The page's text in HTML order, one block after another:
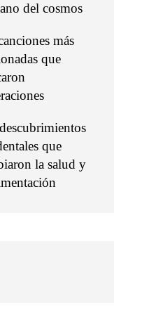
del cosmos
más
que
que
la salud y